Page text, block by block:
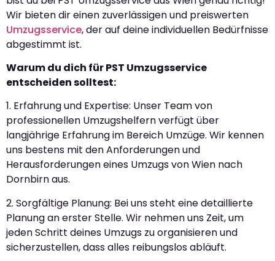
Wir bieten dir einen zuverlässigen und preiswerten
Umzugsservice, der auf deine individuellen Bedürfnisse
abgestimmt ist.
Warum du dich für PST Umzugsservice
entscheiden solltest:
1. Erfahrung und Expertise: Unser Team von
professionellen Umzugshelfern verfügt über
langjährige Erfahrung im Bereich Umzüge. Wir kennen
uns bestens mit den Anforderungen und
Herausforderungen eines Umzugs von Wien nach
Dornbirn aus.
2. Sorgfältige Planung: Bei uns steht eine detaillierte
Planung an erster Stelle. Wir nehmen uns Zeit, um
jeden Schritt deines Umzugs zu organisieren und
sicherzustellen, dass alles reibungslos abläuft.